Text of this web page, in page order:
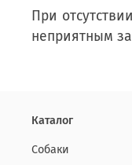
При
неприятным
Каталог
Собаки